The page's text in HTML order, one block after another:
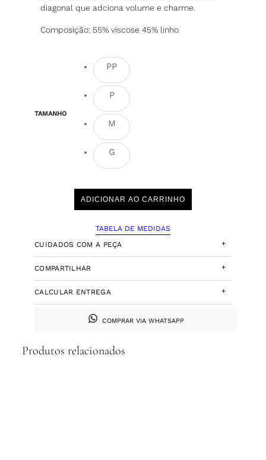
diagonal que adciona volume e charme.
Composição: 55% viscose 45% linho
TAMANHO
PP
P
M
G
ADICIONAR AO CARRINHO
TABELA DE MEDIDAS
CUIDADOS COM A PEÇA
+
COMPARTILHAR +
CALCULAR ENTREGA +
COMPRAR VIA WHATSAPP
Produtos relacionados